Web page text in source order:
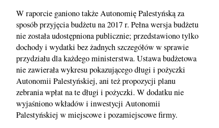
W raporcie ganiono także Autonomię Palestyńską za
sposób przyjęcia budżetu na 2017 r. Pełna wersja budżetu
nie została udostępniona publicznie; przedstawiono tylko
dochody i wydatki bez żadnych szczegółów w sprawie
przydziału dla każdego ministerstwa. Ustawa budżetowa
nie zawierała wykresu pokazującego długi i pożyczki
Autonomii Palestyńskiej, ani też propozycji planu
zebrania wpłat na te długi i pożyczki. W dodatku nie
wyjaśniono wkładów i inwestycji Autonomii
Palestyńskiej w miejscowe i pozamiejscowe firmy.